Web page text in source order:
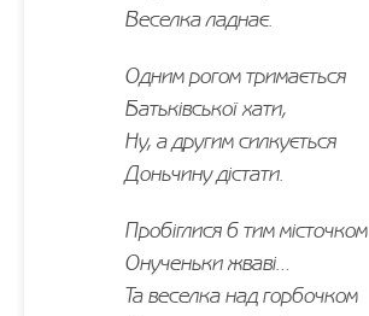
Веселка ладнає.
Одним рогом тримається
Батьківської хати,
Ну, а другим силкується
Доньчину дістати.
Пробіглися б тим місточком
Онученьки жваві…
Та веселка над горбочком